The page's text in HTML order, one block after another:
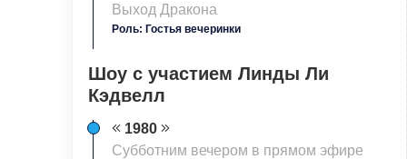
Выход Дракона
Роль: Гостья вечеринки
Шоу с участием Линды Ли
Кэдвелл
1980
Субботним вечером в прямом эфире